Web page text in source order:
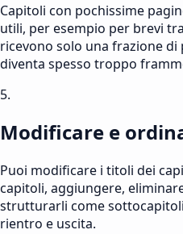
Capitoli con pochissime
utili, per esempio per brevi
ricevono solo una frazione di
diventa spesso troppo
5.
Modificare e
Puoi modificare i titoli dei
capitoli, aggiungere,
strutturarli come
rientro e uscita.